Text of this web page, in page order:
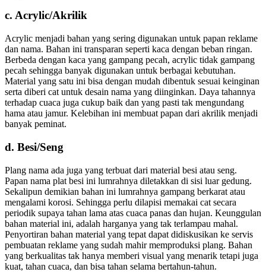
c. Acrylic/Akrilik
Acrylic menjadi bahan yang sering digunakan untuk papan reklame
dan nama. Bahan ini transparan seperti kaca dengan beban ringan.
Berbeda dengan kaca yang gampang pecah, acrylic tidak gampang
pecah sehingga banyak digunakan untuk berbagai kebutuhan.
Material yang satu ini bisa dengan mudah dibentuk sesuai keinginan
serta diberi cat untuk desain nama yang diinginkan. Daya tahannya
terhadap cuaca juga cukup baik dan yang pasti tak mengundang
hama atau jamur. Kelebihan ini membuat papan dari akrilik menjadi
banyak peminat.
d. Besi/Seng
Plang nama ada juga yang terbuat dari material besi atau seng.
Papan nama plat besi ini lumrahnya diletakkan di sisi luar gedung.
Sekalipun demikian bahan ini lumrahnya gampang berkarat atau
mengalami korosi. Sehingga perlu dilapisi memakai cat secara
periodik supaya tahan lama atas cuaca panas dan hujan. Keunggulan
bahan material ini, adalah harganya yang tak terlampau mahal.
Penyortiran bahan material yang tepat dapat didiskusikan ke servis
pembuatan reklame yang sudah mahir memproduksi plang. Bahan
yang berkualitas tak hanya memberi visual yang menarik tetapi juga
kuat, tahan cuaca, dan bisa tahan selama bertahun-tahun.